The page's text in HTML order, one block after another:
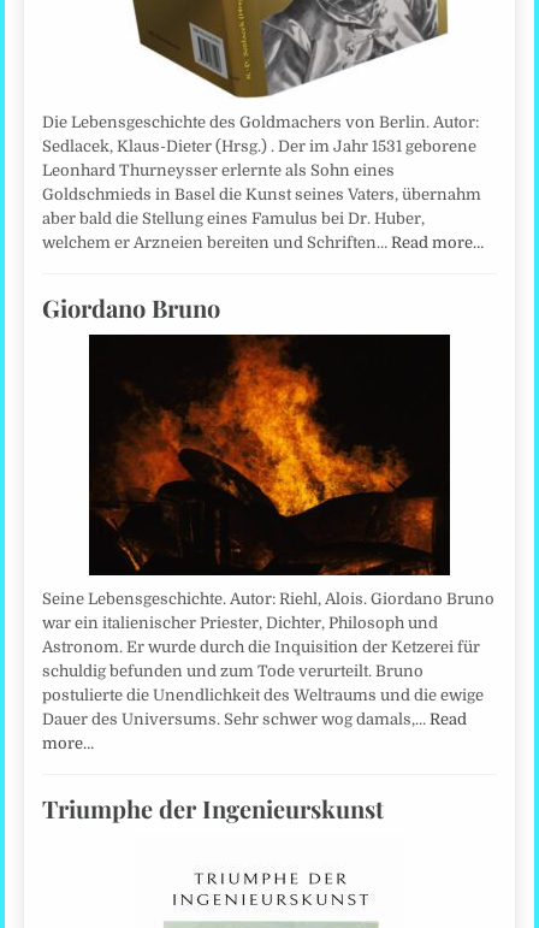
Die Lebensgeschichte des Goldmachers von Berlin. Autor:
Sedlacek, Klaus-Dieter (Hrsg.) . Der im Jahr 1531 geborene
Leonhard Thurneysser erlernte als Sohn eines
Goldschmieds in Basel die Kunst seines Vaters, übernahm
aber bald die Stellung eines Famulus bei Dr. Huber,
welchem er Arzneien bereiten und Schriften…Read more…
Giordano Bruno
Seine Lebensgeschichte. Autor: Riehl, Alois. Giordano Bruno
war ein italienischer Priester, Dichter, Philosoph und
Astronom. Er wurde durch die Inquisition der Ketzerei für
schuldig befunden und zum Tode verurteilt. Bruno
postulierte die Unendlichkeit des Weltraums und die ewige
Dauer des Universums. Sehr schwer wog damals,…Read
more…
Triumphe der Ingenieurskunst